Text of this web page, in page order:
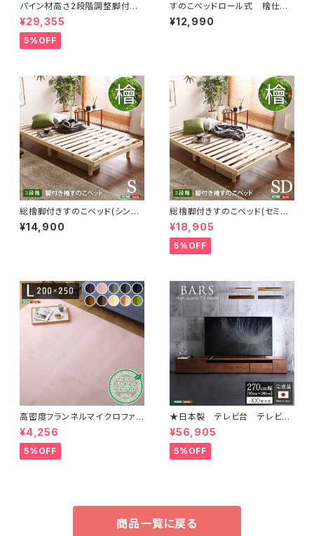
パイン材高さ2段階調整脚付き
すのこベッド ポケットコイルマッ
トレスセット(ダブル) ASP-SR
M-D
¥29,355
5%OFF
すのこベッドロール式 檜仕様
(ダブル)【涼風】 HNK-R-D
¥12,990
総檜脚付きすのこベッド(シング
ル) 【Pierna-ピエルナ-】 LHK
-02S
¥14,900
総檜脚付きすのこベッド(セミダ
ブル) 【Pierna-ピエルナ-】 L
HK-02SD
¥18,905
5%OFF
高密度フランネルマイクロファイ
バー・ラグマットLサイズ（200×2
50cm）洗えるラグマット｜ナル
トレア
¥4,256
5%OFF
★日本製 テレビ台 テレビボ
ード 270cm幅 【BARS-バ
ース-】 SH-24-BR270
¥56,905
5%OFF
商品一覧に戻る